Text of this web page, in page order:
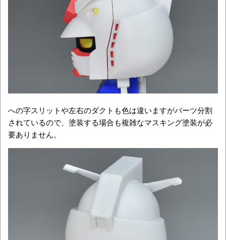
への字スリットや左右のダクトも色は違いますがパーツ分割
されているので、塗装する場合も複雑なマスキング塗装が必
要ありません。